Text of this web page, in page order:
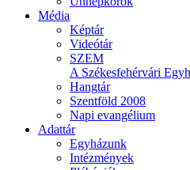
Média
Képtár
Videótár
SZEM
A Székesfehérvári
Hangtár
Szentföld 2008
Napi evangélium
Adattár
Egyházunk
Intézmények